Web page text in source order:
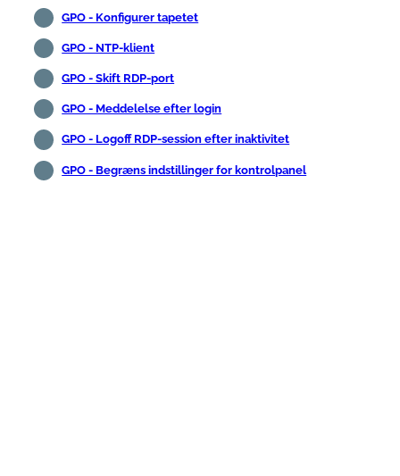
GPO - Konfigurer tapetet
GPO - NTP-klient
GPO - Skift RDP-port
GPO - Meddelelse efter login
GPO - Logoff RDP-session efter inaktivitet
GPO - Begræns indstillinger for kontrolpanel